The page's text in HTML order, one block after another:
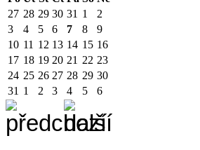
27 28 29 30 31 1
2
3
4 5 6 7 8
9
10 11 12 13 14 15 16
17 18 19 20 21 22 23
24 25 26 27 28 29 30
31 1 2 3 4 5 6